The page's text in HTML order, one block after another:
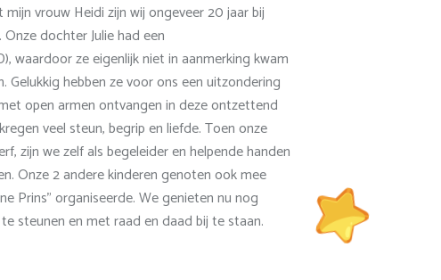
vrouw Heidi zijn wij ongeveer 20 jaar bij
dochter Julie had een
waardoor ze eigenlijk niet in aanmerking kwam
Gelukkig hebben ze voor ons een uitzondering
open armen ontvangen in deze ontzettend
veel steun, begrip en liefde. Toen onze
zijn we zelf als begeleider en helpende handen
Onze 2 andere kinderen genoten ook mee
Prins" organiseerde. We genieten nu nog
steunen en met raad en daad bij te staan.